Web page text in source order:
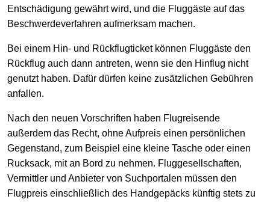
Entschädigung gewährt wird, und die Fluggäste auf das
Beschwerdeverfahren aufmerksam machen.
Bei einem Hin- und Rückflugticket können Fluggäste den
Rückflug auch dann antreten, wenn sie den Hinflug nicht
genutzt haben. Dafür dürfen keine zusätzlichen Gebühren
anfallen.
Nach den neuen Vorschriften haben Flugreisende
außerdem das Recht, ohne Aufpreis einen persönlichen
Gegenstand, zum Beispiel eine kleine Tasche oder einen
Rucksack, mit an Bord zu nehmen. Fluggesellschaften,
Vermittler und Anbieter von Suchportalen müssen den
Flugpreis einschließlich des Handgepäcks künftig stets zu